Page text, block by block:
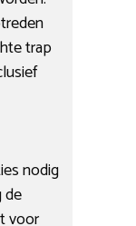
trap
nodig
de
voor